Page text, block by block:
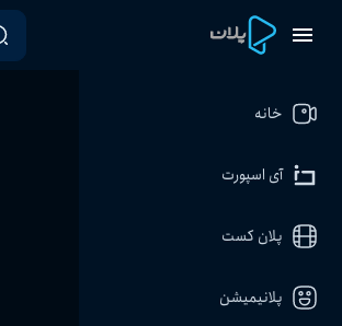
خانه
آی اسپورت
پلان کست
پلانیمیشن